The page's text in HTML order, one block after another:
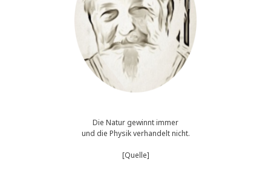
Die Natur gewinnt immer
und die Physik verhandelt nicht.
[Quelle]